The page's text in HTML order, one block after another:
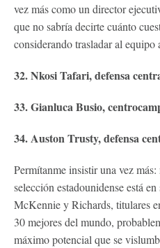
vez más como un director
que no sabría decirte cuánto
considerando trasladar al equipo
32. Nkosi Tafari, defensa
33. Gianluca Busio,
34. Auston Trusty, defensa
Permítanme insistir una vez
selección estadounidense está
McKennie y Richards, titulares
30 mejores del mundo,
máximo potencial que se